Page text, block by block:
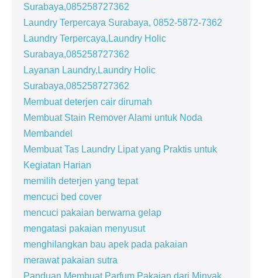
Surabaya,085258727362
Laundry Terpercaya Surabaya, 0852-5872-7362
Laundry Terpercaya,Laundry Holic
Surabaya,085258727362
Layanan Laundry,Laundry Holic
Surabaya,085258727362
Membuat deterjen cair dirumah
Membuat Stain Remover Alami untuk Noda
Membandel
Membuat Tas Laundry Lipat yang Praktis untuk
Kegiatan Harian
memilih deterjen yang tepat
mencuci bed cover
mencuci pakaian berwarna gelap
mengatasi pakaian menyusut
menghilangkan bau apek pada pakaian
merawat pakaian sutra